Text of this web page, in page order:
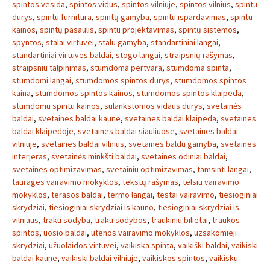
spintos vesida, spintos vidus, spintos vilniuje, spintos vilnius, spintu
durys, spintu furnitura, spintų gamyba, spintu ispardavimas, spintu
kainos, spintų pasaulis, spintu projektavimas, spintų sistemos,
spyntos, stalai virtuvei, stalu gamyba, standartiniai langai,
standartiniai virtuves baldai, stogo langai, straipsnių rašymas,
straipsniu talpinimas, stumdoma pertvara, stumdoma spinta,
stumdomi langai, stumdomos spintos durys, stumdomos spintos
kaina, stumdomos spintos kainos, stumdomos spintos klaipeda,
stumdomu spintu kainos, sulankstomos vidaus durys, svetainės
baldai, svetaines baldai kaune, svetaines baldai klaipeda, svetaines
baldai klaipedoje, svetaines baldai siauliuose, svetaines baldai
vilniuje, svetaines baldai vilnius, svetaines baldu gamyba, svetaines
interjeras, svetainės minkšti baldai, svetaines odiniai baldai,
svetaines optimizavimas, svetainiu optimizavimas, tamsinti langai,
taurages vairavimo mokyklos, tekstų rašymas, telsiu vairavimo
mokyklos, terasos baldai, termo langai, testai vairavimo, tiesioginiai
skrydziai, tiesioginiai skrydziai is kauno, tiesioginiai skrydziai is
vilniaus, traku sodyba, traku sodybos, traukiniu bilietai, traukos
spintos, uosio baldai, utenos vairavimo mokyklos, uzsakomieji
skrydziai, užuolaidos virtuvei, vaikiska spinta, vaikiški baldai, vaikiski
baldai kaune, vaikiski baldai vilniuje, vaikiskos spintos, vaikisku